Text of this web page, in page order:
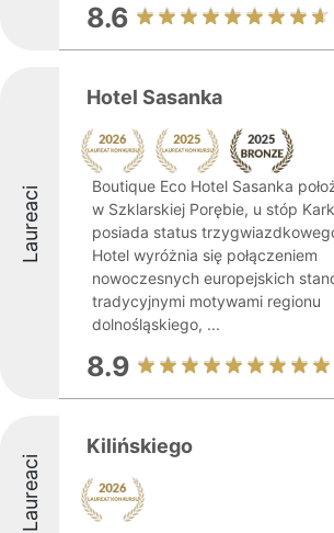
8.6
Laureaci
Hotel Sasanka
Boutique Eco Hotel Sasanka
w Szklarskiej Porębie, u stóp
posiada status
Hotel wyróżnia się połączeniem
nowoczesnych europejskich
tradycyjnymi motywami regionu
dolnośląskiego, ...
8.9
Laureaci
Kilińskiego